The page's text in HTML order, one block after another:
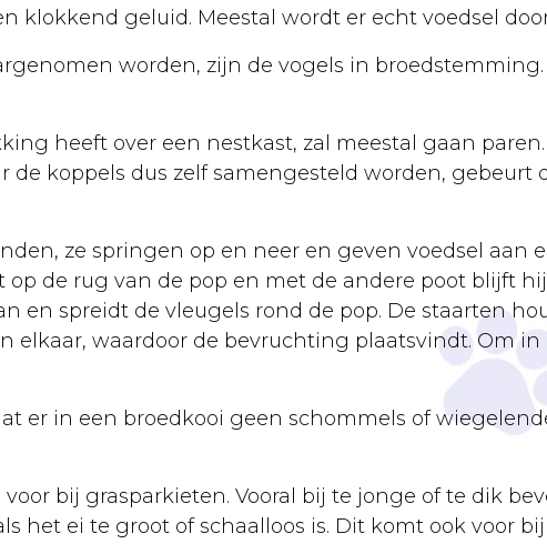
klokkend geluid. Meestal wordt er echt voedsel
worden, zijn de vogels in broedstemming.
heeft over een nestkast, zal meestal gaan
de koppels dus zelf samengesteld worden, gebeurt
ze springen op en neer en geven voedsel aan
op de rug van de pop en met de andere poot blijft
en spreidt de vleugels rond de pop. De staarten
elkaar, waardoor de bevruchting plaatsvindt. Om
er in een broedkooi geen schommels of
bij grasparkieten. Vooral bij te jonge of te dik
het ei te groot of schaalloos is. Dit komt ook voor